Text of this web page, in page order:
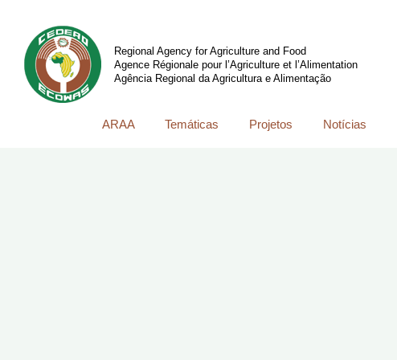
Regional Agency for Agriculture and Food
Agence Régionale pour l’Agriculture et l’Alimentation
Agência Regional da Agricultura e Alimentação
ARAA Temáticas Projetos Notícias